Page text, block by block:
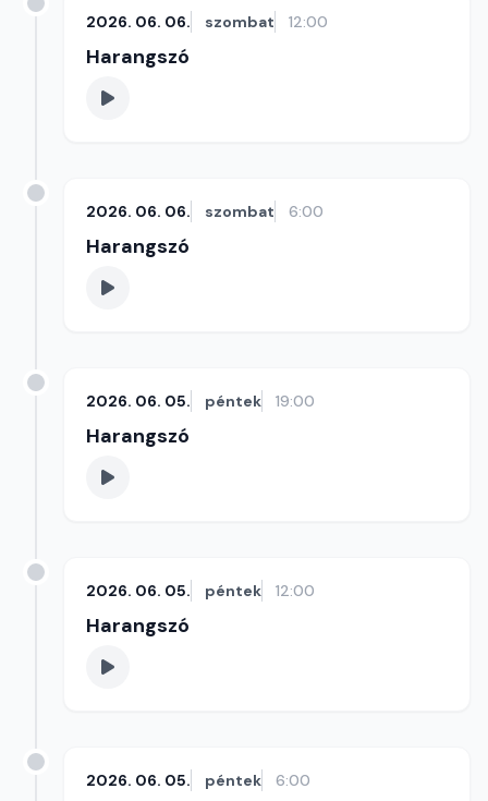
2026. 06. 06. szombat 12:00
Harangszó
2026. 06. 06. szombat 6:00
Harangszó
2026. 06. 05. péntek 19:00
Harangszó
2026. 06. 05. péntek 12:00
Harangszó
2026. 06. 05. péntek 6:00